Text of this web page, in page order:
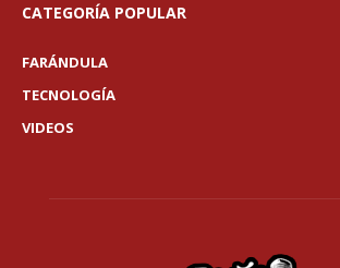
CATEGORÍA POPULAR
FARÁNDULA
TECNOLOGÍA
VIDEOS